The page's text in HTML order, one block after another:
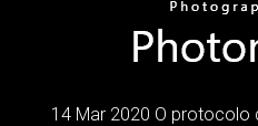
14 Mar 2020 O